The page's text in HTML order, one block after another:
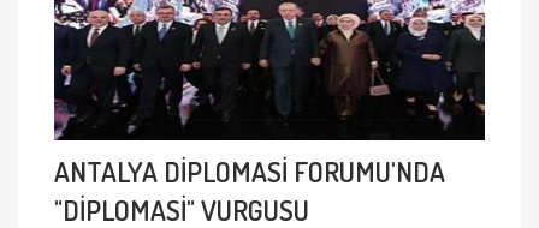
ANTALYA DİPLOMASİ FORUMU'NDA
"DİPLOMASİ" VURGUSU